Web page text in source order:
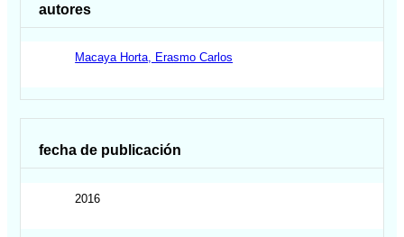
autores
Macaya Horta, Erasmo Carlos
fecha de publicación
2016